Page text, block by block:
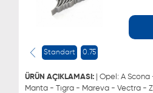
Standart 0.75
ÜRÜN AÇIKLAMASI: | Opel: A
Manta - Tıgra - Mareva - Vectra - Zafıra Saab: (9-5)
0543 329 21 55